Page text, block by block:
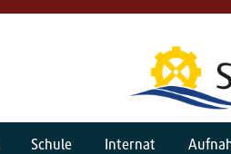
Schule Internat